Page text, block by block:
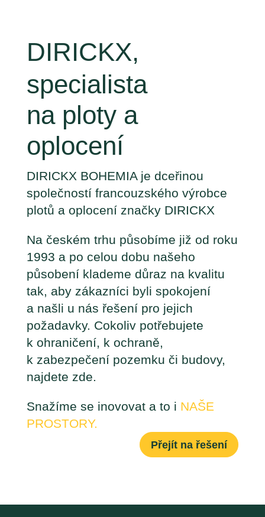
DIRICKX,
specialista
na ploty a
oplocení
DIRICKX BOHEMIA je dceřinou
společností francouzského výrobce
plotů a oplocení značky DIRICKX
Na českém trhu působíme již od roku
1993 a po celou dobu našeho
působení klademe důraz na kvalitu
tak, aby zákazníci byli spokojení
a našli u nás řešení pro jejich
požadavky. Cokoliv potřebujete
k ohraničení, k ochraně,
k zabezpečení pozemku či budovy,
najdete zde.
Snažíme se inovovat a to i NAŠE
PROSTORY.
Přejít na řešení